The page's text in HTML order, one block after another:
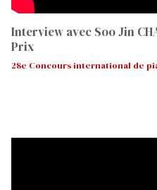
Interview avec Soo Jin
Prix
28e Concours international de